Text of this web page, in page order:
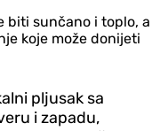
biti sunčano i toplo, a
koje može donijeti
pljusak sa
i zapadu,